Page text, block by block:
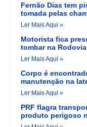
Fernão Dias tem
tomada pelas
Ler Mais Aqui »
Motorista fica
tombar na
Ler Mais Aqui »
Corpo é
manutenção na
Ler Mais Aqui »
PRF flagra
produto perigoso